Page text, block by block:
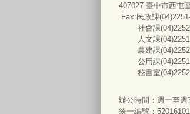
407027 臺中市西屯
Fax:民政課
社會課
人文課
農建課
公用課
秘書室
辦公時間：週一至週
統一編號 ：52016101